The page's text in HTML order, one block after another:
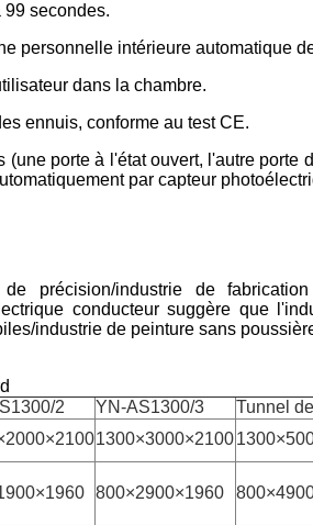
secondes.
personnelle intérieure automatique
dans la chambre.
ennuis, conforme au test CE.
porte à l'état ouvert, l'autre porte
par capteur
de précision/industrie de
conducteur suggère que
industrie de peinture sans
2 YN-AS1300/3
Tunnel
1300×3000×2100
800×2900×1960